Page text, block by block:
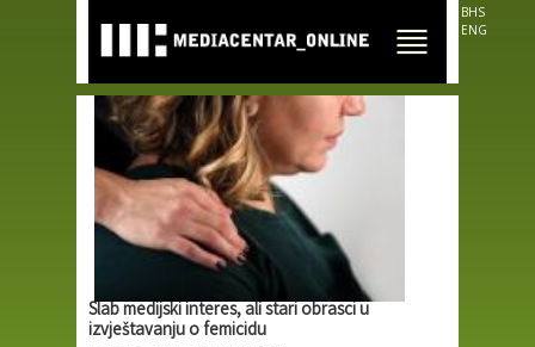
main
content
BHS
ENG
Slab medijski interes, ali stari obrasci u
izvještavanju o femicidu